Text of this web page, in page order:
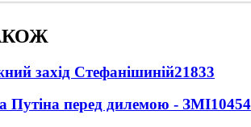
захід Стефанішиній21833
Путіна перед дилемою - ЗМІ10454